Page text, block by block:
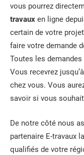
vous pourrez
travaux en ligne
certain de votre projet
faire votre demande
Toutes les
Vous recevrez
chez vous. Vous
savoir si vous
De notre côté nous
partenaire E-travaux
qualifiés de votre